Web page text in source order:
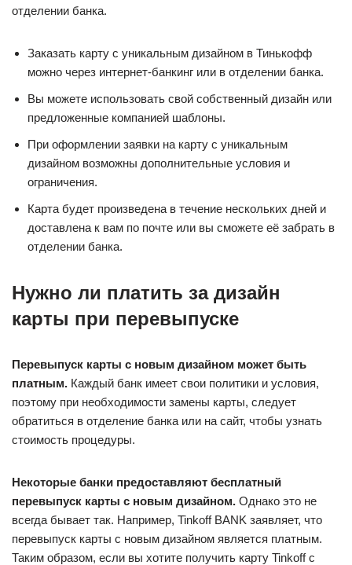
отделении банка.
Заказать карту с уникальным дизайном в Тинькофф
можно через интернет-банкинг или в отделении банка.
Вы можете использовать свой собственный дизайн или
предложенные компанией шаблоны.
При оформлении заявки на карту с уникальным
дизайном возможны дополнительные условия и
ограничения.
Карта будет произведена в течение нескольких дней и
доставлена к вам по почте или вы сможете её забрать в
отделении банка.
Нужно ли платить за дизайн
карты при перевыпуске
Перевыпуск карты с новым дизайном может быть
платным. Каждый банк имеет свои политики и условия,
поэтому при необходимости замены карты, следует
обратиться в отделение банка или на сайт, чтобы узнать
стоимость процедуры.
Некоторые банки предоставляют бесплатный
перевыпуск карты с новым дизайном. Однако это не
всегда бывает так. Например, Tinkoff BANK заявляет, что
перевыпуск карты с новым дизайном является платным.
Таким образом, если вы хотите получить карту Tinkoff с